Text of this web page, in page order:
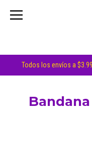
Todos los envíos a